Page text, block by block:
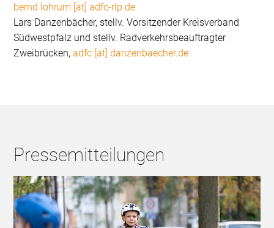
bernd.lohrum [at] adfc-rlp.de
Lars Danzenbächer, stellv. Vorsitzender Kreisverband
Südwestpfalz und stellv. Radverkehrsbeauftragter
Zweibrücken,adfc [at] danzenbaecher.de
Pressemitteilungen